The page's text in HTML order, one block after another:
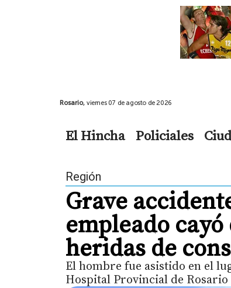
Rosario, viernes 07 de agosto de 2026
El Hincha Policiales
Región
Grave
empleado
heridas de
El hombre fue asistido en el
Hospital Provincial de Rosario